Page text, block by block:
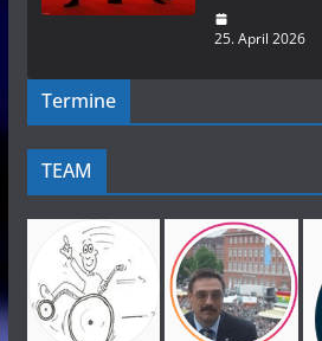
25. April 2026
Termine
TEAM